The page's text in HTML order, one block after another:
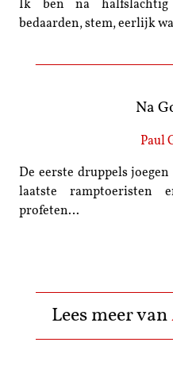
Ik ben na
bedaarden, stem, eerlijk
Na
Paul
De eerste druppels
laatste ramptoeristen
profeten…
Lees meer van